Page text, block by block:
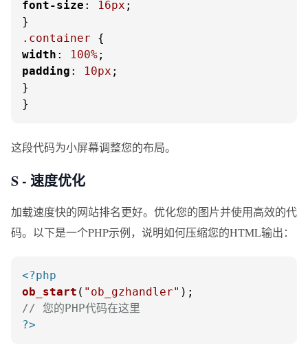
font-size : 16px ;
.container
width : 100%
padding : 10px ;
}
}
这段代码为小屏幕调整您的布局。
S - 速度优化
加载速度快的网站排名更好。优化您的图片并使用高效的代
码。以下是一个PHP示例，说明如何压缩您的HTML输出：
<?php
ob_start ( "ob_gzhandler"
// 您的PHP代码在这里
?>